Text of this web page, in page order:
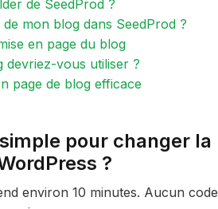
de SeedProd ?
mon blog dans SeedProd ?
en page du blog
devriez-vous utiliser ?
page de blog efficace
pour changer la
?
environ 10 minutes. Aucun code